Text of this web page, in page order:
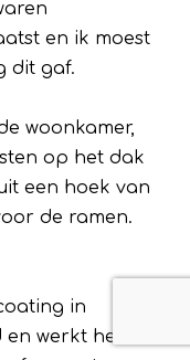
en ik moest
dit gaf.
woonkamer,
op het dak
een hoek van
de ramen.
in
werkt heel